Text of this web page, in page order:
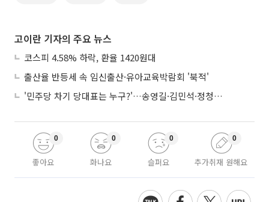
고이란 기자의 주요 뉴스
코스피 4.58% 하락, 환율 1420원대
출산율 반등세 속 임신출산·유아교육박람회 '북적'
'민주당 차기 당대표는 누구?'…송영길·김민석·정청래 토론회
좋아요
0
화나요
0
슬퍼요
0
추가취재 원해요
0